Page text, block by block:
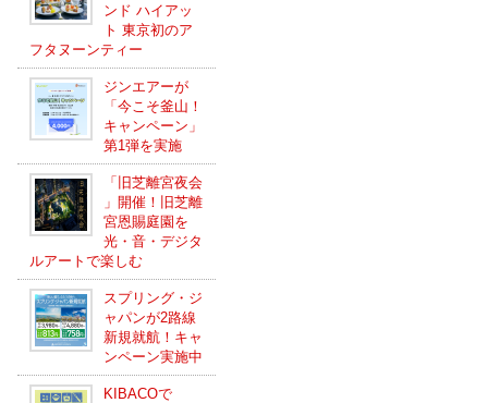
ンド ハイアッ
ト 東京初のア
フタヌーンティー
ジンエアーが
「今こそ釜山！
キャンペーン」
第1弾を実施
「旧芝離宮夜会
」開催！旧芝離
宮恩賜庭園を
光・音・デジタ
ルアートで楽しむ
スプリング・ジ
ャパンが2路線
新規就航！キャ
ンペーン実施中
KIBACOで